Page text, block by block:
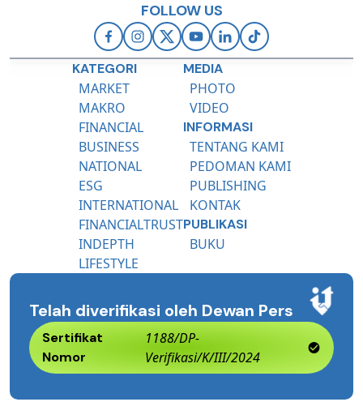
FOLLOW US
KATEGORI
MARKET
MAKRO
FINANCIAL
BUSINESS
NATIONAL
ESG
INTERNATIONAL
FINANCIALTRUST
INDEPTH
LIFESTYLE
MEDIA
PHOTO
VIDEO
INFORMASI
TENTANG KAMI
PEDOMAN KAMI
PUBLISHING
KONTAK
PUBLIKASI
BUKU
Telah diverifikasi oleh Dewan Pers
Sertifikat
Nomor
1188/DP-
Verifikasi/K/III/2024